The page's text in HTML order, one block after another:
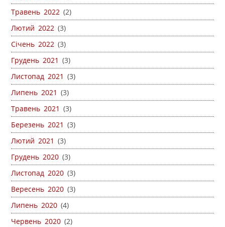
Травень 2022 (2)
Лютий 2022 (3)
Січень 2022 (3)
Грудень 2021 (3)
Листопад 2021 (3)
Липень 2021 (3)
Травень 2021 (3)
Березень 2021 (3)
Лютий 2021 (3)
Грудень 2020 (3)
Листопад 2020 (3)
Вересень 2020 (3)
Липень 2020 (4)
Червень 2020 (2)